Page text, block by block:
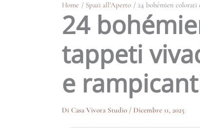
Home Spazi all’Aperto 24 bohémien
24
tappeti
e
Di Casa Vivora Studio / Dicembre 11, 2025